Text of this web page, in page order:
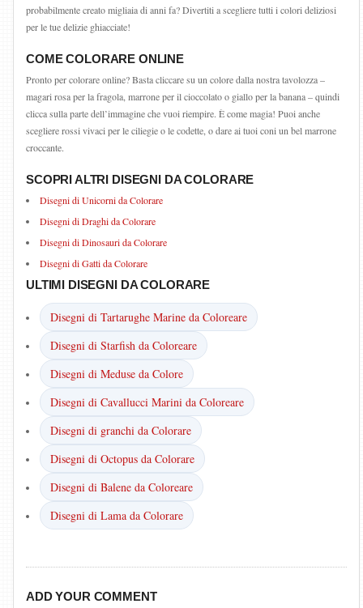
probabilmente creato migliaia di anni fa? Divertiti a scegliere tutti i colori deliziosi
per le tue delizie ghiacciate!
COME COLORARE ONLINE
Pronto per colorare online? Basta cliccare su un colore dalla nostra tavolozza –
magari rosa per la fragola, marrone per il cioccolato o giallo per la banana – quindi
clicca sulla parte dell’immagine che vuoi riempire. È come magia! Puoi anche
scegliere rossi vivaci per le ciliegie o le codette, o dare ai tuoi coni un bel marrone
croccante.
SCOPRI ALTRI DISEGNI DA COLORARE
Disegni di Unicorni da Colorare
Disegni di Draghi da Colorare
Disegni di Dinosauri da Colorare
Disegni di Gatti da Colorare
ULTIMI DISEGNI DA COLORARE
Disegni di Tartarughe Marine da Coloreare
Disegni di Starfish da Coloreare
Disegni di Meduse da Colore
Disegni di Cavallucci Marini da Coloreare
Disegni di granchi da Colorare
Disegni di Octopus da Colorare
Disegni di Balene da Coloreare
Disegni di Lama da Colorare
ADD YOUR COMMENT